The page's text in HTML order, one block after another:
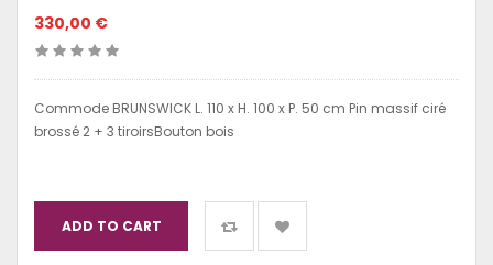
330,00 €
Commode BRUNSWICK L. 110 x H. 100 x P. 50 cm Pin massif ciré
brossé 2 + 3 tiroirsBouton bois
ADD TO CART